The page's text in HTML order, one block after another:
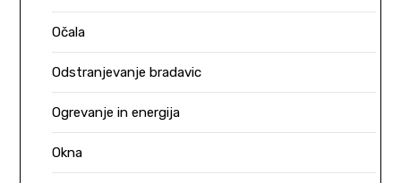
Očala
Odstranjevanje bradavic
Ogrevanje in energija
Okna